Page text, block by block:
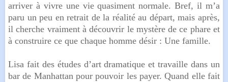
arriver à vivre une vie quasiment normale. Bref, il m’a
paru un peu en retrait de la réalité au départ, mais après,
il cherche vraiment à découvrir le mystère de ce phare et
à construire ce que chaque homme désir : Une famille.
Lisa fait des études d’art dramatique et travaille dans un
bar de Manhattan pour pouvoir les payer. Quand elle fait